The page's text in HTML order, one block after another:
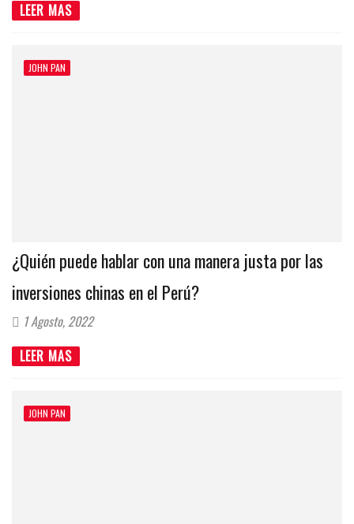
LEER MAS
JOHN PAN
¿Quién puede hablar con una manera justa por las
inversiones chinas en el Perú?
1 Agosto, 2022
LEER MAS
JOHN PAN